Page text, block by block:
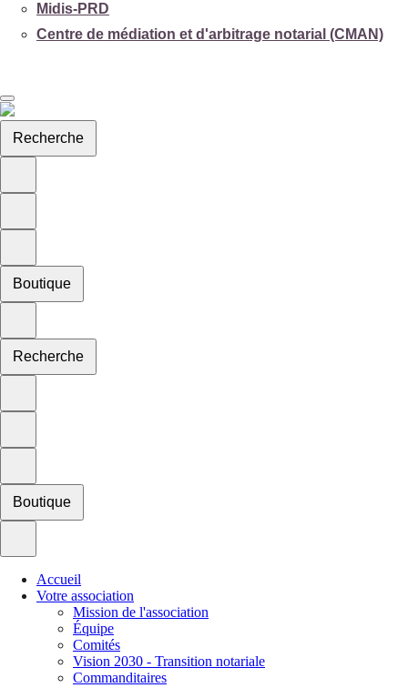
Midis-PRD
Centre de médiation et d'arbitrage notarial (CMAN)
Recherche
Boutique
Recherche
Boutique
Accueil
Votre association
Mission de l'association
Équipe
Comités
Vision 2030 - Transition notariale
Commanditaires